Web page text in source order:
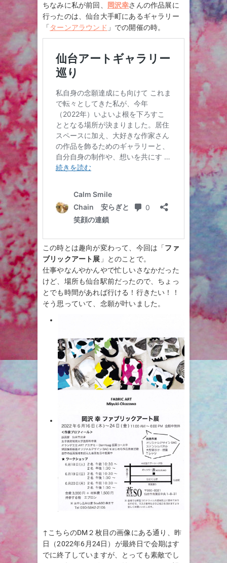
ちなみに私が前回、
岡沢幸さんの作品展に
行ったのは、仙台大手町にあるギャラリー
「 ターンアラウンド 」での開催の時。
この時とは趣向が変わって、今回は「ファ
ブリックアート展 」とのことで。
仕事やなんやかんやで忙しいさなかだった
けど、場所も仙台駅前だったので、ちょっ
とでも時間があれば行ける！行きたい！！
そう思っていて、念願が叶いました。
↑こちらのDM２枚目の画像にある通り、昨
日（2022年6月24日）が最終日で会期はす
でに終了していますが、とっても素敵でし